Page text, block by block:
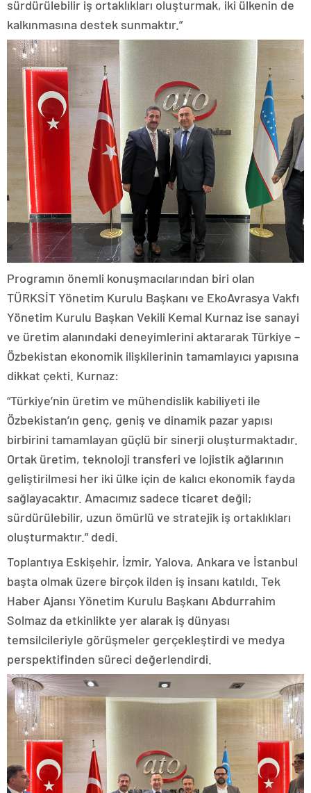
sürdürülebilir iş ortaklıkları oluşturmak, iki ülkenin de
kalkınmasına destek sunmaktır.”
Programın önemli konuşmacılarından biri olan
TÜRKSİT Yönetim Kurulu Başkanı ve EkoAvrasya Vakfı
Yönetim Kurulu Başkan Vekili Kemal Kurnaz ise sanayi
ve üretim alanındaki deneyimlerini aktararak Türkiye –
Özbekistan ekonomik ilişkilerinin tamamlayıcı yapısına
dikkat çekti. Kurnaz:
“Türkiye’nin üretim ve mühendislik kabiliyeti ile
Özbekistan’ın genç, geniş ve dinamik pazar yapısı
birbirini tamamlayan güçlü bir sinerji oluşturmaktadır.
Ortak üretim, teknoloji transferi ve lojistik ağlarının
geliştirilmesi her iki ülke için de kalıcı ekonomik fayda
sağlayacaktır. Amacımız sadece ticaret değil;
sürdürülebilir, uzun ömürlü ve stratejik iş ortaklıkları
oluşturmaktır.” dedi.
Toplantıya Eskişehir, İzmir, Yalova, Ankara ve İstanbul
başta olmak üzere birçok ilden iş insanı katıldı. Tek
Haber Ajansı Yönetim Kurulu Başkanı Abdurrahim
Solmaz da etkinlikte yer alarak iş dünyası
temsilcileriyle görüşmeler gerçekleştirdi ve medya
perspektifinden süreci değerlendirdi.